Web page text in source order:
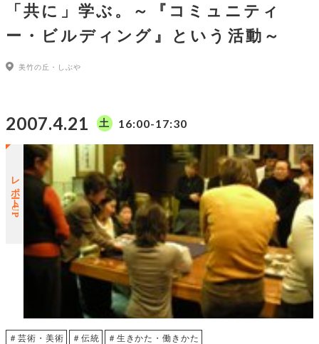
「共に」学ぶ。～『コミュニティ
ー・ビルディング』という活動～
美竹の丘・しぶや
2007.4.21 土 16:00-17:30
レポートUP
＃芸術・美術 ＃伝統 ＃生きかた・働きかた